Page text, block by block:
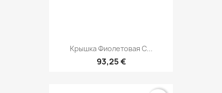
Крышка Фиолетовая С...
93,25 €